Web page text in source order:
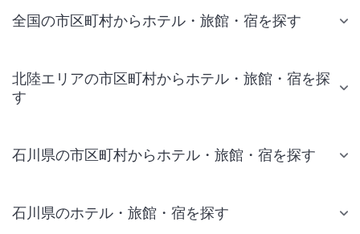
全国の市区町村からホテル・旅館・宿を探す
北陸エリアの市区町村からホテル・旅館・宿を探
す
石川県の市区町村からホテル・旅館・宿を探す
石川県のホテル・旅館・宿を探す